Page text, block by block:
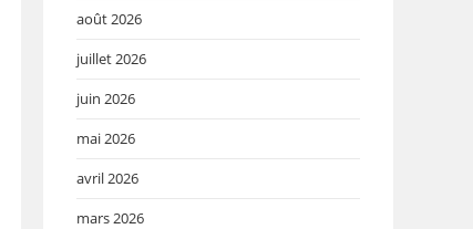
août 2026
juillet 2026
juin 2026
mai 2026
avril 2026
mars 2026